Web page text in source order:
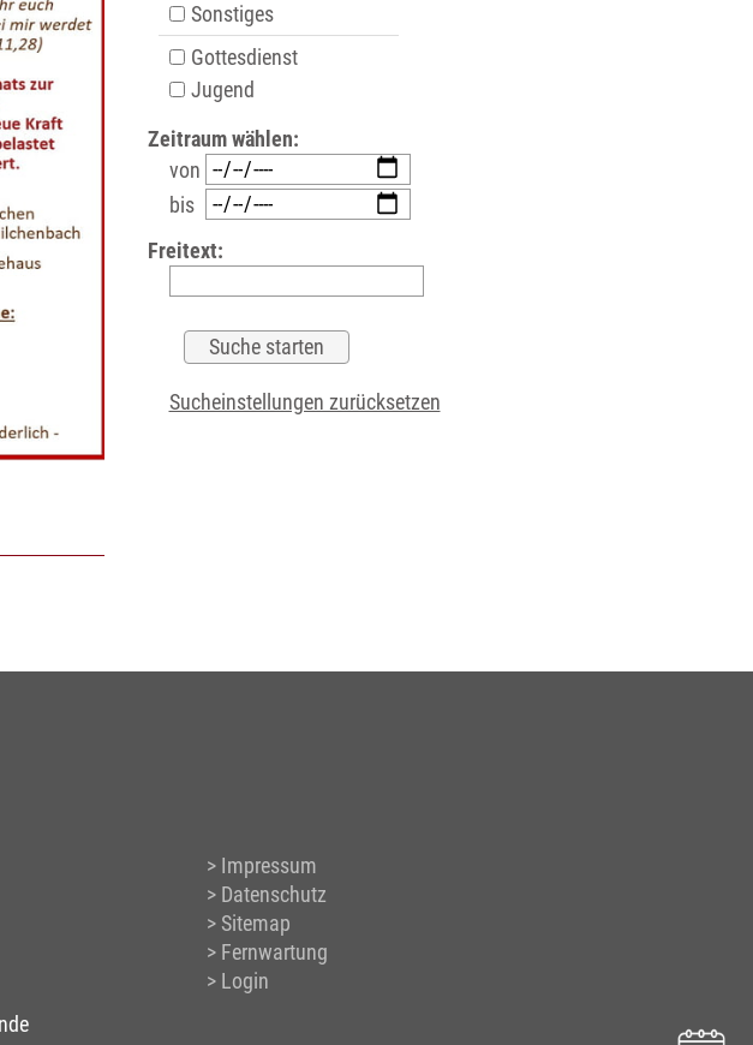
Sonstiges
Gottesdienst
Jugend
Zeitraum wählen:
von
bis
Freitext:
Sucheinstellungen zurücksetzen
Impressum
Datenschutz
Sitemap
Fernwartung
Login